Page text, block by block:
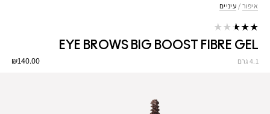
איפור / עיניים
EYE BROWS BIG BOOST FIBRE GEL
₪140.00 4.1 גרם